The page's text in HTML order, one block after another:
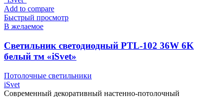
Add to compare
Быстрый просмотр
В желаемое
Cветильник светодиодный PTL-102 36W 6K
белый тм «iSvet»
Потолочные светильники
iSvet
Современный декоративный настенно-потолочный